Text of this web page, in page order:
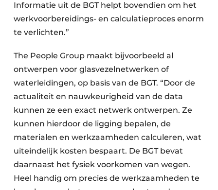
Informatie uit de BGT helpt bovendien om het
werkvoorbereidings- en calculatieproces enorm
te verlichten.”
The People Group maakt bijvoorbeeld al
ontwerpen voor glasvezelnetwerken of
waterleidingen, op basis van de BGT. “Door de
actualiteit en nauwkeurigheid van de data
kunnen ze een exact netwerk ontwerpen. Ze
kunnen hierdoor de ligging bepalen, de
materialen en werkzaamheden calculeren, wat
uiteindelijk kosten bespaart. De BGT bevat
daarnaast het fysiek voorkomen van wegen.
Heel handig om precies de werkzaamheden te